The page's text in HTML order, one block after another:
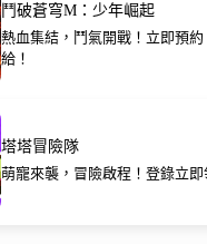
鬥破蒼穹M：少年崛起
熱血集結，鬥氣開戰！立即預
給！
塔塔冒險隊
萌寵來襲，冒險啟程！登錄立